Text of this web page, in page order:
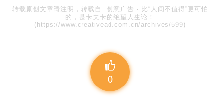
转载原创文章请注明，转载自: 创意广告 - 比“人间不值得”更可怕
的，是卡夫卡的绝望人生论！
(https://www.creativead.com.cn/archives/599)
0